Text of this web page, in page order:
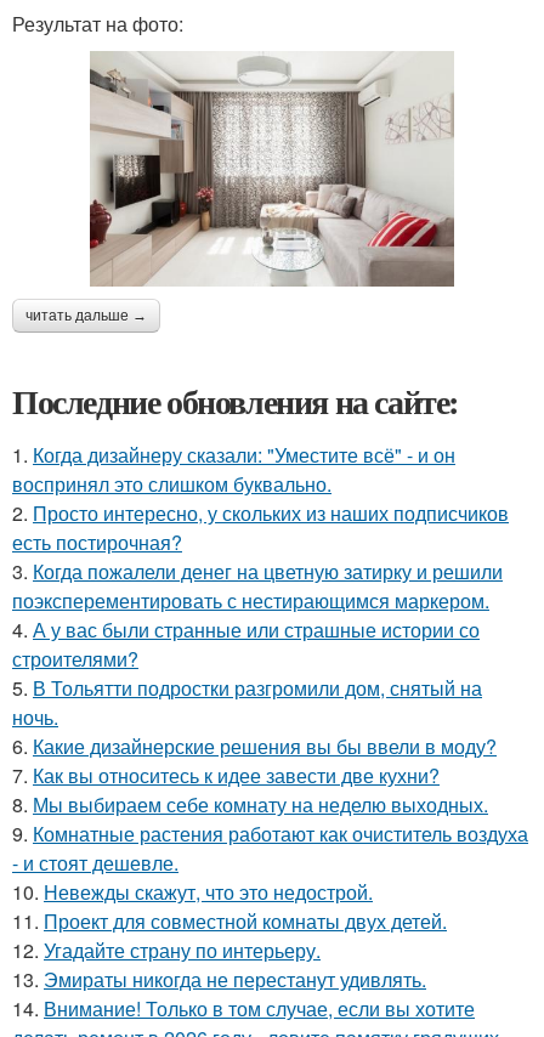
Результат на фото:
читать дальше →
Последние обновления на сайте:
1. Когда дизайнеру сказали: "Уместите всё" - и он
воспринял это слишком буквально.
2. Просто интересно, у скольких из наших подписчиков
есть постирочная?
3. Когда пожалели денег на цветную затирку и решили
поэксперементировать с нестирающимся маркером.
4. А у вас были странные или страшные истории со
строителями?
5. В Тольятти подростки разгромили дом, снятый на
ночь.
6. Какие дизайнерские решения вы бы ввели в моду?
7. Как вы относитесь к идее завести две кухни?
8. Мы выбираем себе комнату на неделю выходных.
9. Комнатные растения работают как очиститель воздуха
- и стоят дешевле.
10. Невежды скажут, что это недострой.
11. Проект для совместной комнаты двух детей.
12. Угадайте страну по интерьеру.
13. Эмираты никогда не перестанут удивлять.
14. Внимание! Только в том случае, если вы хотите